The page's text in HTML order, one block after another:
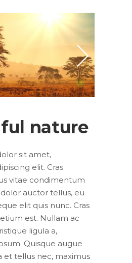
nature
sit amet,
elit. Cras
vitae condimentum
auctor tellus, eu
elit quis nunc. Cras
est. Nullam ac
ligula a,
Quisque augue
et tellus nec, maximus